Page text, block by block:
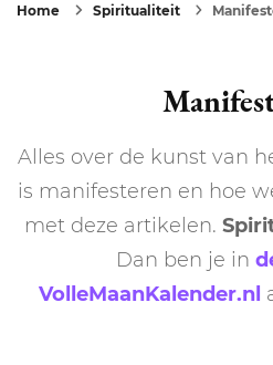
Home Spiritualiteit
Alles over de kunst van
is manifesteren en hoe
met deze artikelen.
Dan ben je in
VolleMaanKalender.nl